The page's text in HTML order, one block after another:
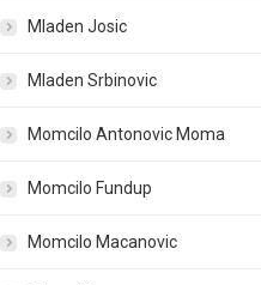
Mladen Josic
Mladen Srbinovic
Momcilo Antonovic Moma
Momcilo Fundup
Momcilo Macanovic